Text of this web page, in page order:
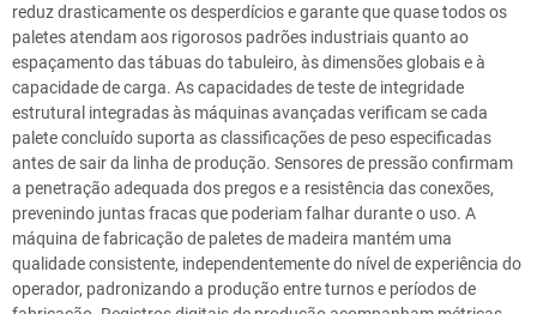
reduz drasticamente os desperdícios e garante que quase todos os
paletes atendam aos rigorosos padrões industriais quanto ao
espaçamento das tábuas do tabuleiro, às dimensões globais e à
capacidade de carga. As capacidades de teste de integridade
estrutural integradas às máquinas avançadas verificam se cada
palete concluído suporta as classificações de peso especificadas
antes de sair da linha de produção. Sensores de pressão confirmam
a penetração adequada dos pregos e a resistência das conexões,
prevenindo juntas fracas que poderiam falhar durante o uso. A
máquina de fabricação de paletes de madeira mantém uma
qualidade consistente, independentemente do nível de experiência do
operador, padronizando a produção entre turnos e períodos de